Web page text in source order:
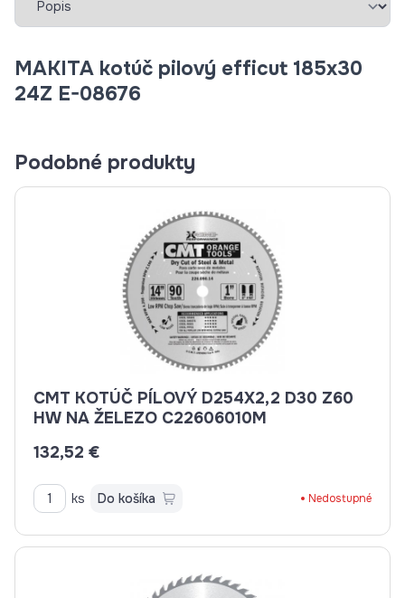
MAKITA kotúč pilový efficut 185x30
24Z E-08676
Podobné produkty
CMT KOTÚČ PÍLOVÝ D254X2,2 D30 Z60
HW NA ŽELEZO C22606010M
132,52 €
ks Do košíka Nedostupné